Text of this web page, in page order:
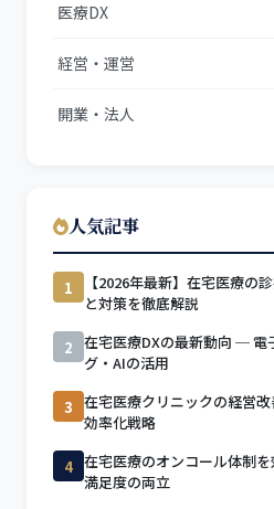
医療DX
経営・運営
開業・法人
人気記事
1
【2026年最新】在宅医療の
と対策を徹底解説
2 在宅医療DXの最新動向 ─ 電
グ・AIの活用
3 在宅医療クリニックの経営
効率化戦略
4 在宅医療のオンコール体制
満足度の両立